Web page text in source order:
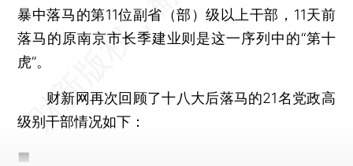
暴中落马的第11位副省（部）级以上干部，11天前
落马的原南京市长季建业则是这一序列中的“第十
虎”。
财新网再次回顾了十八大后落马的21名党政高
级别干部情况如下：
■